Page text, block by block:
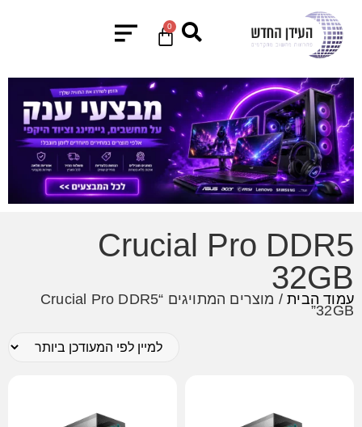
0
Crucial Pro DDR5
32GB
עמוד הבית / מוצרים המתויגים “Crucial Pro DDR5
32GB”